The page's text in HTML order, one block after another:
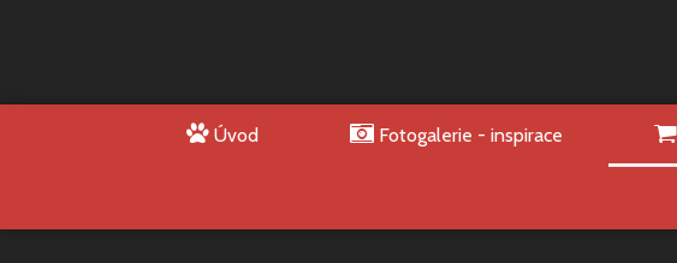
Úvod Fotogalerie - inspirace